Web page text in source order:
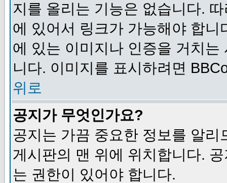
지를 올리는 기능은 없습니다.
에 있어서 링크가 가능해야 합
에 있는 이미지나 인증을 거치
니다. 이미지를 표시하려면
위로
공지가 무엇인가요?
공지는 가끔 중요한 정보를 알
게시판의 맨 위에 위치합니다.
는 권한이 있어야 합니다.